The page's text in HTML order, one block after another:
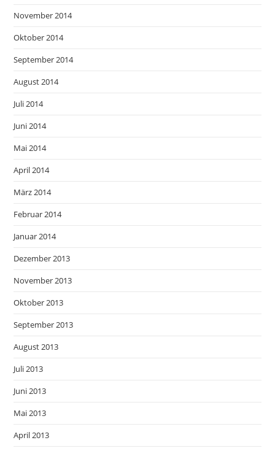
November 2014
Oktober 2014
September 2014
August 2014
Juli 2014
Juni 2014
Mai 2014
April 2014
März 2014
Februar 2014
Januar 2014
Dezember 2013
November 2013
Oktober 2013
September 2013
August 2013
Juli 2013
Juni 2013
Mai 2013
April 2013